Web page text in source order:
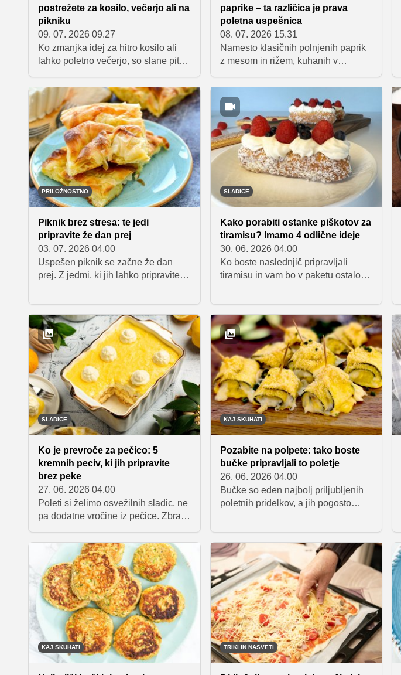
postrežete za kosilo, večerjo ali na
pikniku
09. 07. 2026 09.27
Ko zmanjka idej za hitro kosilo ali
lahko poletno večerjo, so slane pite
testom so pripravljene v rekordnem
času, okusne pa so tako sveže
pečene kot tudi hladne. Zbrali smo
pet preprostih receptov, ki jih lahko
pripravite tudi za piknik ali ponudite
gostom na vrtni zabavi.
paprike – ta različica je prava
poletna uspešnica
08. 07. 2026 15.31
Namesto klasičnih polnjenih paprik
z mesom in rižem, kuhanih v
kosilo pripravite slastne paprike s
krompirjem iz pečice. Gre za zelo
okusno, poceni in nasitno
brezmesno jed, h kateri se prileže
kruh, s katerim boste pekač
pomazali do zadnje kapljice!
PRILOŽNOSTNO
Piknik brez stresa: te jedi
pripravite že dan prej
03. 07. 2026 04.00
Uspešen piknik se začne že dan
prej. Z jedmi, ki jih lahko pripravite
pestro in okusno obloženo mizo.
Zbrali smo devet receptov, ki so
odlični tudi hladni in jih bodo gostje
z veseljem poskusili.
SLADICE
Kako porabiti ostanke piškotov za
tiramisu? Imamo 4 odlične ideje
30. 06. 2026 04.00
Ko boste naslednjič pripravljali
tiramisu in vam bo v paketu ostalo
Predstavljamo vam štiri preproste
sladice brez peke, ki ostanke
piškotov spremenijo v nove in
okusne sladice, ki preprosto
navdušijo.
SLADICE
Ko je prevroče za pečico: 5
kremnih peciv, ki jih pripravite
brez peke
27. 06. 2026 04.00
Poleti si želimo osvežilnih sladic, ne
pa dodatne vročine iz pečice. Zbrali
brez peke, ki navdušujejo z
enostavno pripravo, bogatim
okusom in privlačnim videzom.
Enostavno jih pripravimo v večjem
pekaču, dobro ohladimo in na koncu
samo še narežemo na kose in
postrežemo.
KAJ SKUHATI
Pozabite na polpete: tako boste
bučke pripravljali to poletje
26. 06. 2026 04.00
Bučke so eden najbolj priljubljenih
poletnih pridelkov, a jih pogosto
alternativo: pečene bučkine rolice s
sirom in pršutom, ki so hitro
pripravljene, privlačnega videza in
polnega okusa.
KAJ SKUHATI TRIKI IN NASVETI